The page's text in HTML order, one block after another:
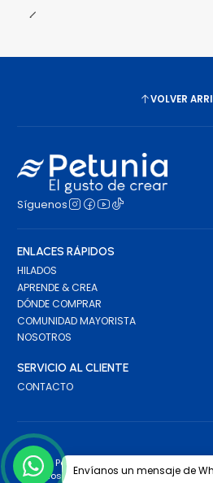
VOLVER
Síguenos
ENLACES RÁPIDOS
HILADOS
APRENDE & CREA
DÓNDE COMPRAR
COMUNIDAD MAYORISTA
NOSOTROS
SERVICIO AL CLIENTE
CONTACTO
2026 Petunia.
Todos los derechos reservados.
Envíanos un mensaje de